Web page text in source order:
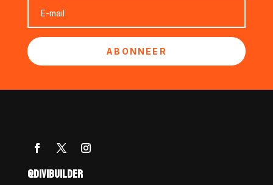
ABONNEER
@DIVIBUILDER